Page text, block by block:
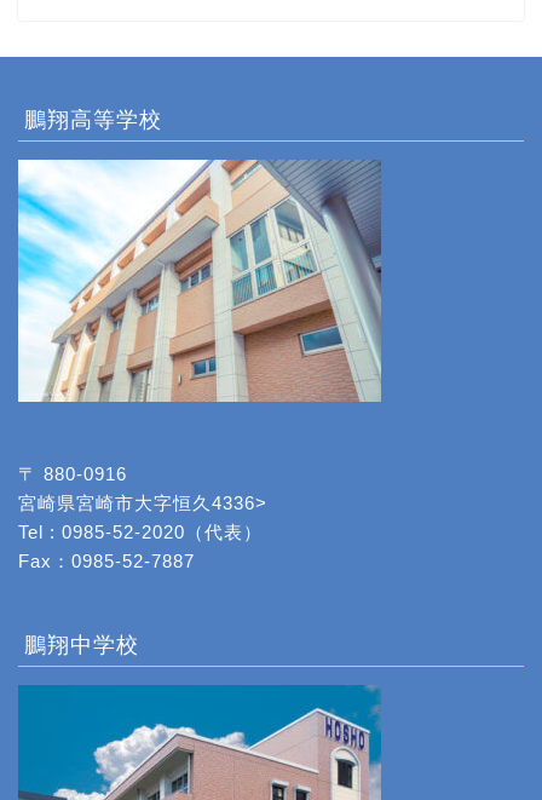
鵬翔高等学校
〒 880-0916
宮崎県宮崎市大字恒久4336>
Tel : 0985-52-2020（代表）
Fax：0985-52-7887
鵬翔中学校